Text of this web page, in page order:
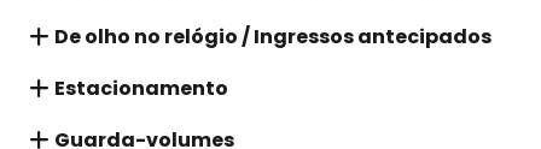
De olho no relógio / Ingressos antecipados
Estacionamento
Guarda-volumes